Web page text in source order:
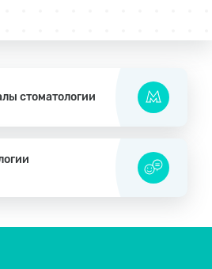
стоматологии